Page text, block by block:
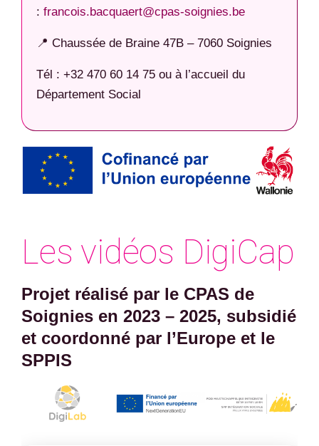
: francois.bacquaert@cpas-soignies.be
📍 Chaussée de Braine 47B – 7060 Soignies
Tél : +32 470 60 14 75 ou à l’accueil du
Département Social
Les vidéos DigiCap
Projet réalisé par le CPAS de
Soignies en 2023 – 2025, subsidié
et coordonné par l’Europe et le
SPPIS